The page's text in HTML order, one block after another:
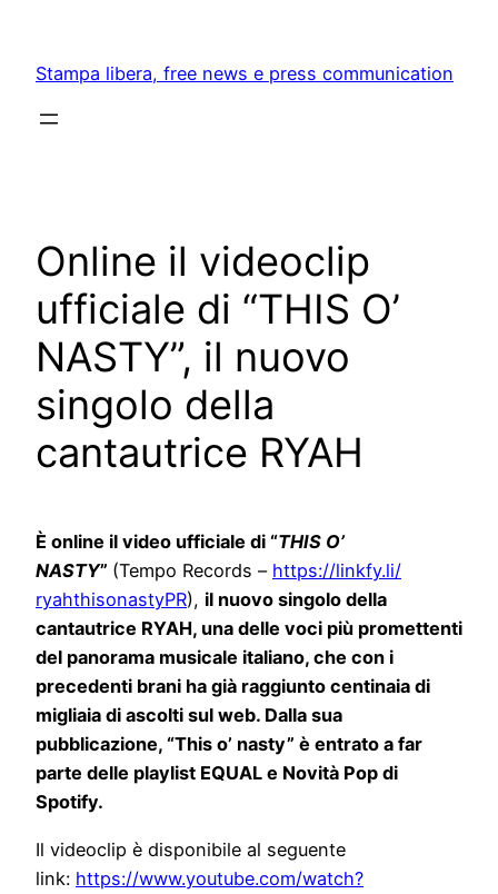
content
Stampa libera, free news e press communication
Online il videoclip
ufficiale di “THIS O’
NASTY”, il nuovo
singolo della
cantautrice RYAH
È online il video ufficiale di “THIS O’
NASTY” (Tempo Records – https://linkfy.li/
ryahthisonastyPR), il nuovo singolo della
cantautrice RYAH, una delle voci più promettenti
del panorama musicale italiano, che con i
precedenti brani ha già raggiunto centinaia di
migliaia di ascolti sul web. Dalla sua
pubblicazione, “This o’ nasty” è entrato a far
parte delle playlist EQUAL e Novità Pop di
Spotify.
Il videoclip è disponibile al seguente
link: https://www.youtube.com/watch?